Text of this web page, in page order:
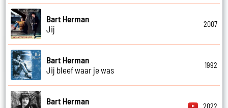
Bart Herman
Jij
2007
Bart Herman
Jij bleef waar je was
1992
Bart Herman
2022